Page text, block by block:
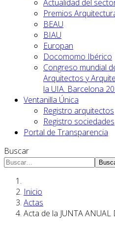
Actualidad del
Premios
BEAU
BIAU
Europan
Docomomo Ibérico
Congreso mundial
Arquitectos y
la UIA. Barcelona
Ventanilla Única
Registro arquitectos
Registro sociedades
Portal de Transparencia
Buscar
Inicio
Actas
Acta de la JUNTA ANUAL